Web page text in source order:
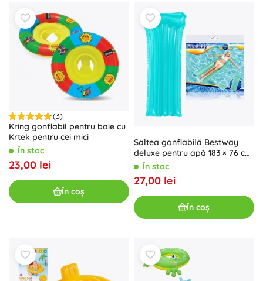
(3)
Kring gonflabil pentru baie cu
Krtek pentru cei mici
În stoc
23,00 lei
În coș
Saltea gonflabilă Bestway
deluxe pentru apă 183 × 76 cm
– Turcoaz
În stoc
27,00 lei
În coș